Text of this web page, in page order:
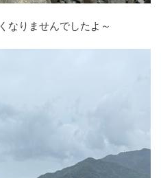
なりませんでしたよ～